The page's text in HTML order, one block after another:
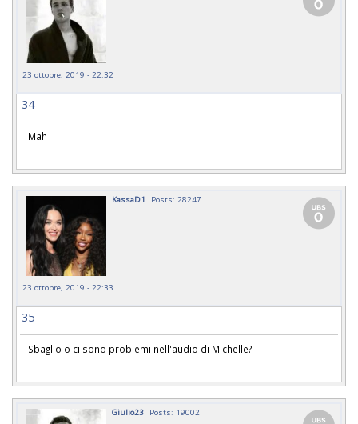
23 ottobre, 2019 - 22:32
34
Mah
KassaD1 Posts: 28247
23 ottobre, 2019 - 22:33
35
Sbaglio o ci sono problemi nell'audio di Michelle?
Giulio23 Posts: 19002